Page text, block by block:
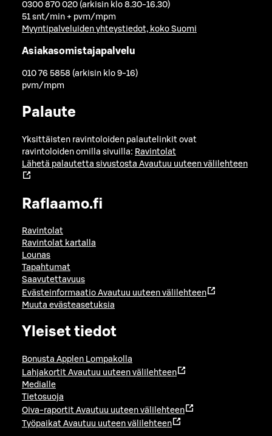
0300 870 020 (arkisin klo 8.30-16.30)
51 snt/min + pvm/mpm
Myyntipalveluiden yhteystiedot, koko Suomi
Asiakasomistajapalvelu
010 76 5858 (arkisin klo 9-16)
pvm/mpm
Palaute
Yksittäisten ravintoloiden palautelinkit ovat
ravintoloiden omilla sivuilla: Ravintolat
Lähetä palautetta sivustosta Avautuu uuteen välilehteen
Raflaamo.fi
Ravintolat
Ravintolat kartalla
Lounas
Tapahtumat
Saavutettavuus
Evästeinformaatio Avautuu uuteen välilehteen
Muuta evästeasetuksia
Yleiset tiedot
Bonusta Applen Lompakolla
Lahjakortit Avautuu uuteen välilehteen
Medialle
Tietosuoja
Oiva-raportit Avautuu uuteen välilehteen
Työpaikat Avautuu uuteen välilehteen